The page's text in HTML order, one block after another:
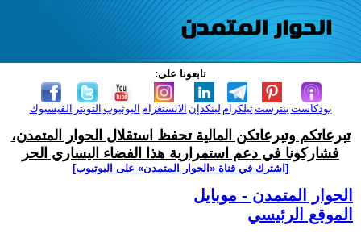
تابعونا على:
الفيسبوك التويتر اليوتيوب الانستغرام لينكدإن تيلكرامبنترست بودكاست
تبرعاتكم وتبرعاتكن المالية تحفظ استقلال الحوار المتمدن،
فشاركونا في دعم استمرارية هذا الفضاء اليساري الحر
[اشترك في قناة ‫«الحوار المتمدن» على اليوتيوب]
الحوار المتمدن - موبايل
الموقع الرئيسي